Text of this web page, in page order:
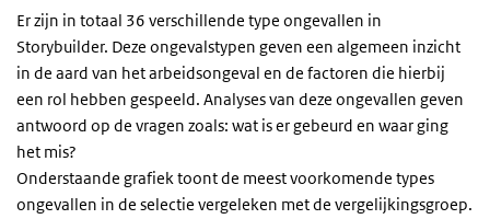
Er zijn in totaal 36 verschillende type ongevallen in
Storybuilder. Deze ongevalstypen geven een algemeen inzicht
in de aard van het arbeidsongeval en de factoren die hierbij
een rol hebben gespeeld. Analyses van deze ongevallen geven
antwoord op de vragen zoals: wat is er gebeurd en waar ging
het mis?
Onderstaande grafiek toont de meest voorkomende types
ongevallen in de selectie vergeleken met de vergelijkingsgroep.